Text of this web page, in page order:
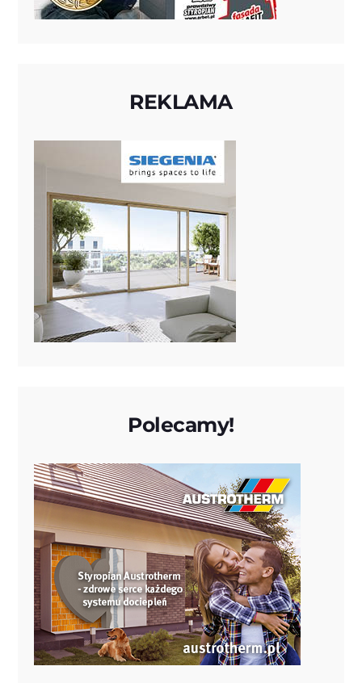
REKLAMA
Polecamy!